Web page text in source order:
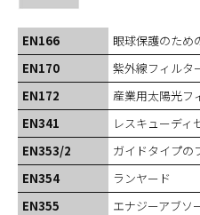
EN166
眼球保護のため
EN170
紫外線フィルタ
EN172
産業用太陽光フ
EN341
レスキューデ
EN353/2
ガイドタイプの
EN354
ランヤード
EN355
エナジーアブソ